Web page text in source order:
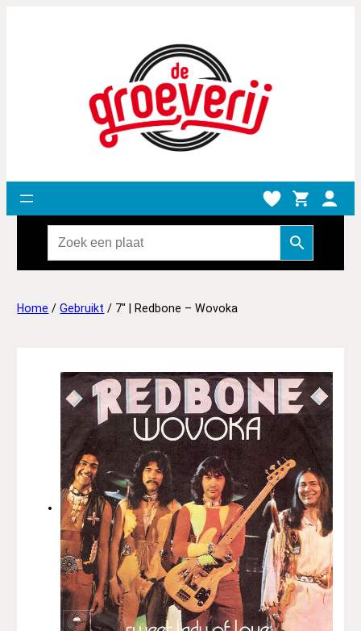
Home /Gebruikt / 7″ | Redbone – Wovoka